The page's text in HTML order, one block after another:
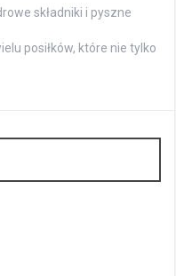
składniki i pyszne
posiłków, które nie tylko